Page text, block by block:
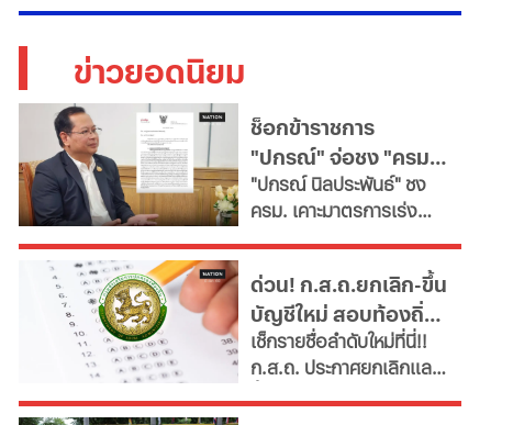
ข่าวยอดนิยม
ช็อกข้าราชการ
"ปกรณ์" จ่อชง "ครม."
รื้อใหญ่กำลังคนภาครัฐ
เช็ก 11 สายงานจะหาย
ไป
​"ปกรณ์ นิลประพันธ์" ชง
ครม. เคาะมาตรการเร่ง
จัดการกำลังคนภาครัฐ สั่ง
ทุกกระทรวง "ตรึงกำลัง
ใหม่-ยุบเลิกตำแหน่งว่าง
และสายงานสนับสนุนไม่
จำเป็น" ตั้งเป้าลดขนาด
ข้าราชการลงอย่างน้อย
ด่วน! ก.ส.ถ.ยกเลิก-ขึ้น
บัญชีใหม่ สอบท้องถิ่น
2568 ทุกภาค
เช็กรายชื่อลำดับใหม่ที่นี่!!
ก.ส.ถ. ประกาศยกเลิกและ